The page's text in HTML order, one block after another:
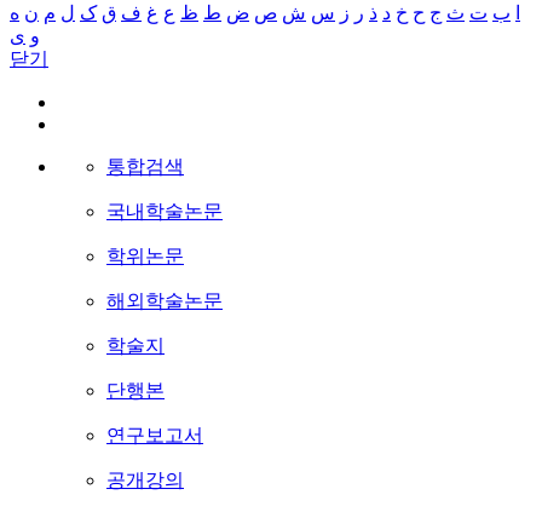
ب ت ث ج ح خ د ذ ر ز س ش ص ض ط ظ ع غ ف ق ک ل م ن ه
و ی
닫기
통합검색
국내학술논문
학위논문
해외학술논문
학술지
단행본
연구보고서
공개강의